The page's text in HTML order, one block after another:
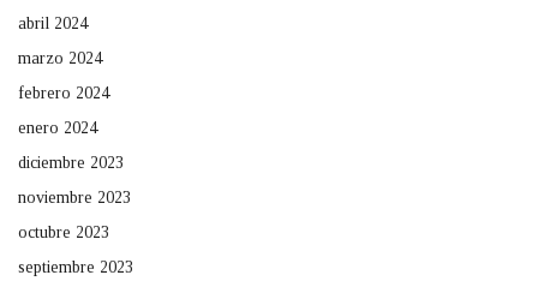
abril 2024
marzo 2024
febrero 2024
enero 2024
diciembre 2023
noviembre 2023
octubre 2023
septiembre 2023